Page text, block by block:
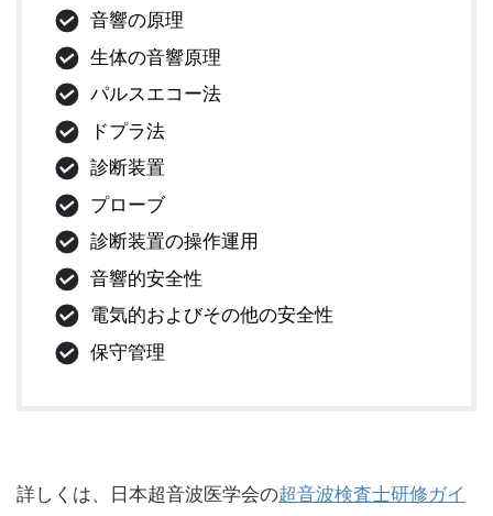
音響の原理
生体の音響原理
パルスエコー法
ドプラ法
診断装置
プローブ
診断装置の操作運用
音響的安全性
電気的およびその他の安全性
保守管理
詳しくは、日本超音波医学会の超音波検査士研修ガイ